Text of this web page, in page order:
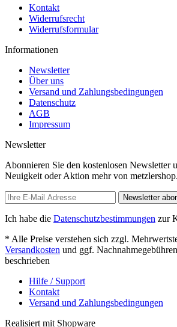
Kontakt
Widerrufsrecht
Widerrufsformular
Informationen
Newsletter
Über uns
Versand und Zahlungsbedingungen
Datenschutz
AGB
Impressum
Newsletter
Abonnieren Sie den kostenlosen Newsletter
Neuigkeit oder Aktion mehr von metzlershop.
Newsletter
Ich habe die Datenschutzbestimmungen zur
* Alle Preise verstehen sich zzgl.
Versandkosten und ggf.
beschrieben
Hilfe / Support
Kontakt
Versand und Zahlungsbedingungen
Realisiert mit Shopware